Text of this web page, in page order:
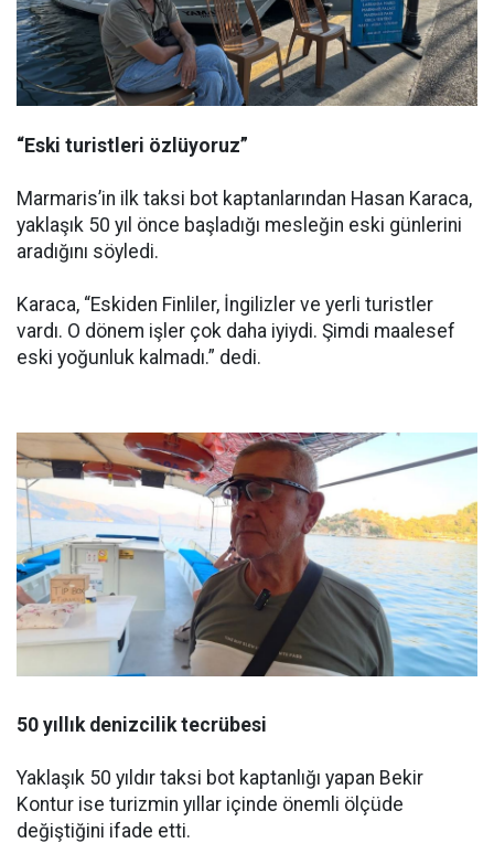
“Eski turistleri özlüyoruz”
Marmaris’in ilk taksi bot kaptanlarından Hasan Karaca,
yaklaşık 50 yıl önce başladığı mesleğin eski günlerini
aradığını söyledi.
Karaca, “Eskiden Finliler, İngilizler ve yerli turistler
vardı. O dönem işler çok daha iyiydi. Şimdi maalesef
eski yoğunluk kalmadı.” dedi.
50 yıllık denizcilik tecrübesi
Yaklaşık 50 yıldır taksi bot kaptanlığı yapan Bekir
Kontur ise turizmin yıllar içinde önemli ölçüde
değiştiğini ifade etti.